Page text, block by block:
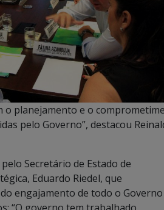
o planejamento e o
pelo Governo”, destacou
Secretário de Estado de
Eduardo Riedel, que
engajamento de todo o Governo